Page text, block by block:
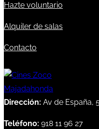
Hazte voluntario
Alquiler de salas
Contacto
Dirección: Av de España,
Teléfono: 918 11 96 27